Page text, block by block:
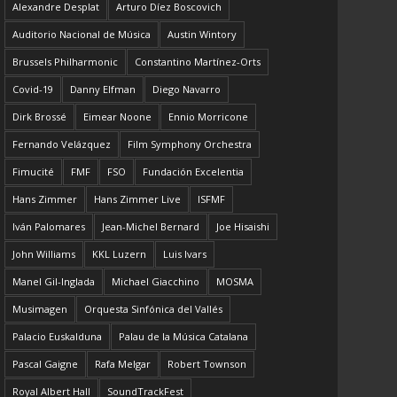
Alexandre Desplat Arturo Díez Boscovich
Auditorio Nacional de Música Austin Wintory
Brussels Philharmonic Constantino Martínez-Orts
Covid-19 Danny Elfman Diego Navarro
Dirk Brossé Eimear Noone Ennio Morricone
Fernando Velázquez Film Symphony Orchestra
Fimucité FMF FSO Fundación Excelentia
Hans Zimmer Hans Zimmer Live ISFMF
Iván Palomares Jean-Michel Bernard Joe Hisaishi
John Williams KKL Luzern Luis Ivars
Manel Gil-Inglada Michael Giacchino MOSMA
Musimagen Orquesta Sinfónica del Vallés
Palacio Euskalduna Palau de la Música Catalana
Pascal Gaigne Rafa Melgar Robert Townson
Royal Albert Hall SoundTrackFest